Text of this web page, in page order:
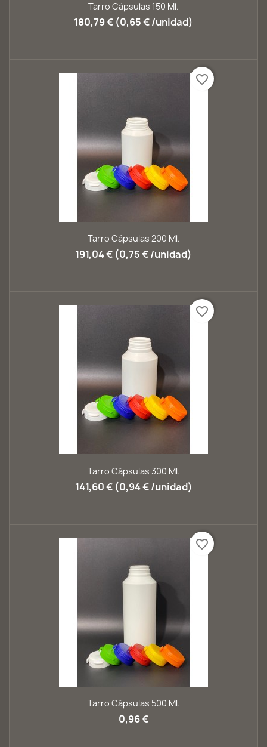
Tarro Cápsulas 150 Ml.
180,79 € (0,65 € /unidad)
Tarro Cápsulas 200 Ml.
191,04 € (0,75 € /unidad)
favorite_border
Tarro Cápsulas 300 Ml.
141,60 € (0,94 € /unidad)
favorite_border
Tarro Cápsulas 500 Ml.
0,96 €
favorite_border